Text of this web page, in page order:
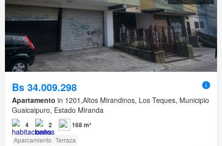
Bs 34.009.298
Apartamento in 1201,Altos Mirandinos, Los Teques, Municipio
Guaicaipuro, Estado Miranda
4 2 168 m²
Aparcamiento Terraza